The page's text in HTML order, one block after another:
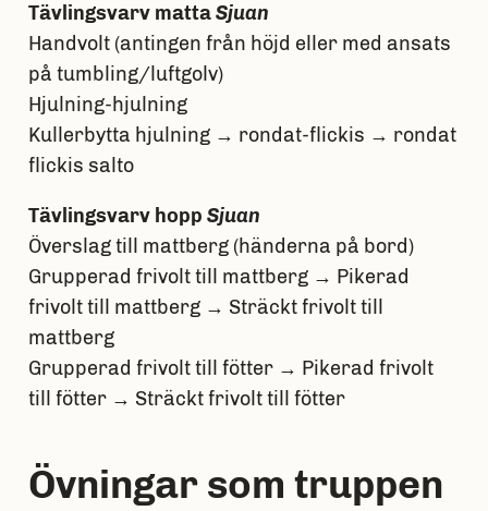
Tävlingsvarv mattaSjuan
Handvolt (antingen från höjd eller med ansats
på tumbling/luftgolv)
Hjulning-hjulning
Kullerbytta hjulning → rondat-flickis → rondat
flickis salto
Tävlingsvarv hopp Sjuan
Överslag till mattberg (händerna på bord)
Grupperad frivolt till mattberg → Pikerad
frivolt till mattberg → Sträckt frivolt till
mattberg
Grupperad frivolt till fötter → Pikerad frivolt
till fötter → Sträckt frivolt till fötter
Övningar som truppen